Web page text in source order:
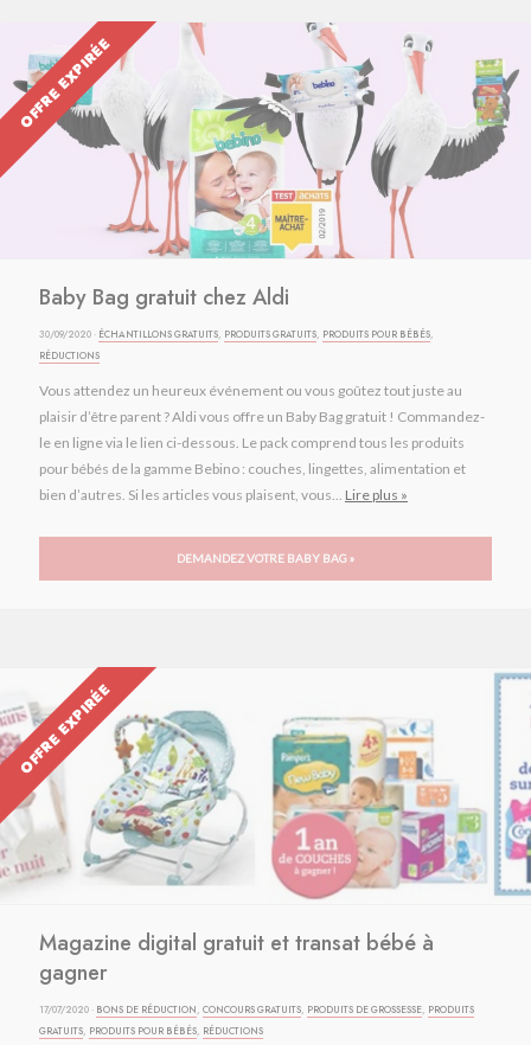
OFFRE EXPIRÉE
Baby Bag gratuit chez Aldi
30/09/2020 · ÉCHANTILLONS GRATUITS, PRODUITS GRATUITS, PRODUITS POUR BÉBÉS,
RÉDUCTIONS
Vous attendez un heureux événement ou vous goûtez tout juste au
plaisir d’être parent ? Aldi vous offre un Baby Bag gratuit ! Commandez-
le en ligne via le lien ci-dessous. Le pack comprend tous les produits
pour bébés de la gamme Bebino : couches, lingettes, alimentation et
bien d’autres. Si les articles vous plaisent, vous... Lire plus »
DEMANDEZ VOTRE BABY BAG »
OFFRE EXPIRÉE
Magazine digital gratuit et transat bébé à
gagner
17/07/2020 · BONS DE RÉDUCTION, CONCOURS GRATUITS, PRODUITS DE GROSSESSE, PRODUITS
GRATUITS, PRODUITS POUR BÉBÉS, RÉDUCTIONS